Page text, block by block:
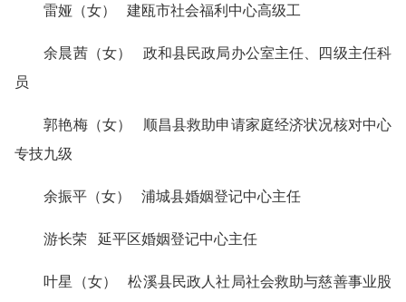
雷娅（女） 建瓯市社会福利中心高级工
余晨茜（女） 政和县民政局办公室主任、四级主任科
员
郭艳梅（女） 顺昌县救助申请家庭经济状况核对中心
专技九级
余振平（女） 浦城县婚姻登记中心主任
游长荣 延平区婚姻登记中心主任
叶星（女） 松溪县民政人社局社会救助与慈善事业股